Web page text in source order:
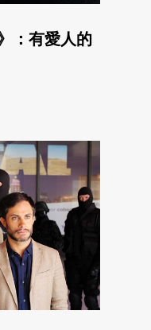
：有愛人的